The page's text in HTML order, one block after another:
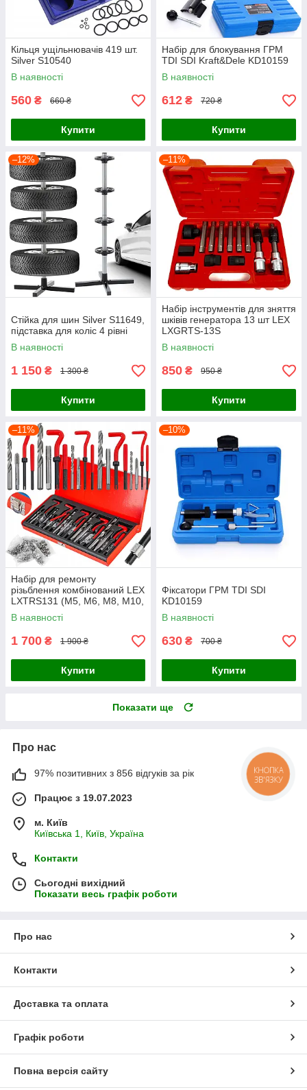
Кільця ущільнювачів 419 шт.
Silver S10540
В наявності
560 ₴ 660 ₴
Купити
Набір для блокування ГРМ
TDI SDI Kraft&Dele KD10159
В наявності
612 ₴ 720 ₴
Купити
–12%
Стійка для шин Silver S11649,
підставка для коліс 4 рівні
В наявності
1 150 ₴ 1 300 ₴
Купити
–11%
Набір інструментів для зняття
шківів генератора 13 шт LEX
LXGRTS-13S
В наявності
850 ₴ 950 ₴
Купити
–11%
Набір для ремонту
різьблення комбінований LEX
LXTRS131 (M5, M6, M8, M10,
M12)
В наявності
1 700 ₴ 1 900 ₴
Купити
–10%
Фіксатори ГРМ TDI SDI
KD10159
В наявності
630 ₴ 700 ₴
Купити
Показати ще
Про нас
97% позитивних з 856 відгуків за рік
Працює з 19.07.2023
м. Київ
Київська 1, Київ, Україна
Контакти
Сьогодні вихідний
Показати весь графік роботи
Про нас
Контакти
Доставка та оплата
Графік роботи
Повна версія сайту
КНОПКА
ЗВ'ЯЗКУ